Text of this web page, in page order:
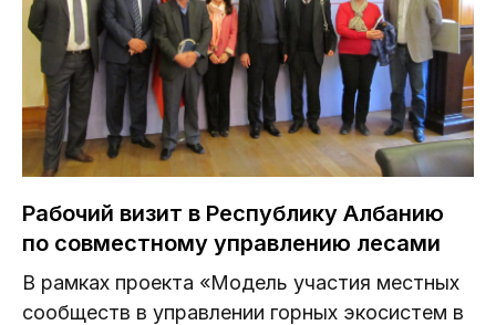
Рабочий визит в Республику Албанию
по совместному управлению лесами
В рамках проекта «Модель участия местных
сообществ в управлении горных экосистем в